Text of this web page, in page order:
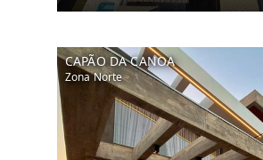
CAPÃO DA CANOA
Zona Norte